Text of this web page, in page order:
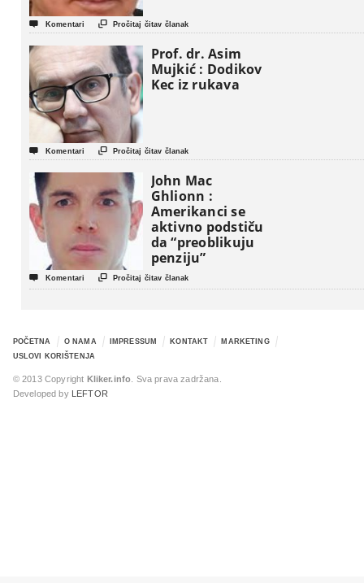
 Komentari  Pročitaj čitav članak
Prof. dr. Asim
Mujkić : Dodikov
Kec iz rukava
 Komentari  Pročitaj čitav članak
John Mac
Ghlionn :
Amerikanci se
aktivno podstiču
da “preoblikuju
penziju”
 Komentari  Pročitaj čitav članak
POČETNA O NAMA IMPRESSUM KONTAKT
MARKETING
USLOVI KORIŠTENJA
© 2013 Copyright Kliker.info . Sva prava zadržana.
Developed by
LEFTOR